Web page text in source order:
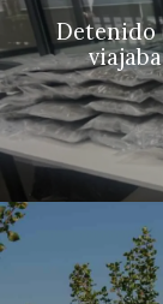
Detenido